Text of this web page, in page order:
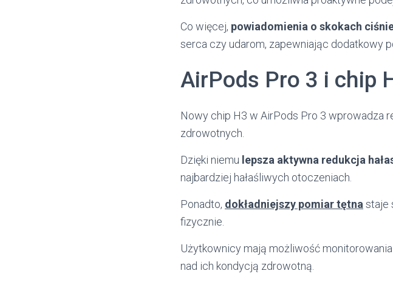
Co więcej, powiadomienia o skokach
serca czy udarom, zapewniając dodatkowy
AirPods Pro 3 i chip
Nowy chip H3 w AirPods Pro 3 wprowadza
zdrowotnych.
Dzięki niemu lepsza aktywna redukcja
najbardziej hałaśliwych otoczeniach.
Ponadto, dokładniejszy pomiar tętna staje
fizycznie.
Użytkownicy mają możliwość
nad ich kondycją zdrowotną.